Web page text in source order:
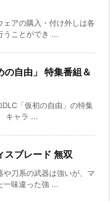
アの購入・付け外しは各
うことができ ...
自由」 特集番組＆
「仮初の自由」の特集
キャラ ...
ブレード 無双
や刀系の武器は強いが、マ
一味違った強 ...